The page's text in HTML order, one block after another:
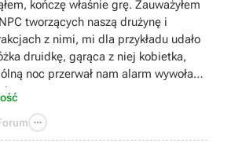
kończę właśnie grę. Zauważyłem
tworzących naszą drużynę i
z nimi, mi dla przykładu udało
druidkę, gąrąca z niej kobietka,
noc przerwał nam alarm wywołany
